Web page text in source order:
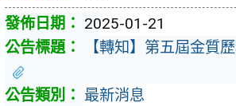
2025-01-21
【轉知】第五屆金質
最新消息